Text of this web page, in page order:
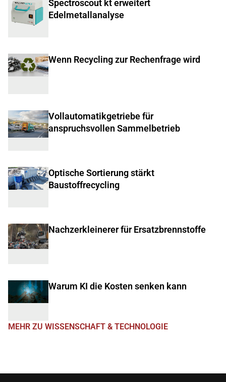
Spectroscout kt erweitert
Edelmetallanalyse
Wenn Recycling zur Rechenfrage wird
Vollautomatikgetriebe für
anspruchsvollen Sammelbetrieb
Optische Sortierung stärkt
Baustoffrecycling
Nachzerkleinerer für Ersatzbrennstoffe
Warum KI die Kosten senken kann
MEHR ZU WISSENSCHAFT & TECHNOLOGIE